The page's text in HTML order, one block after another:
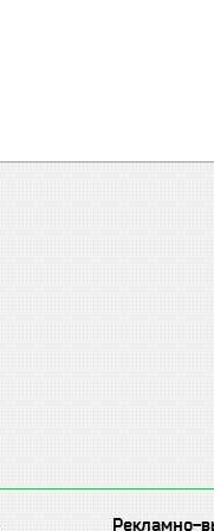
Рекламно-